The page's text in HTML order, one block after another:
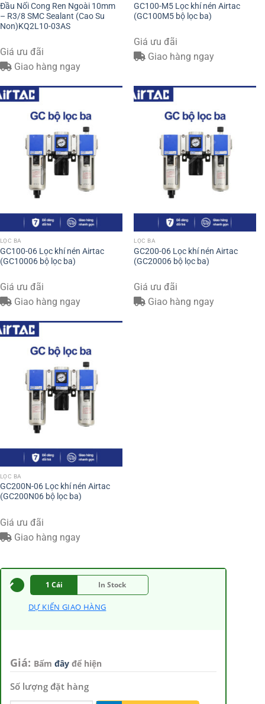
Đầu Nối Cong Ren Ngoài 10mm
– R3/8 SMC Sealant (Cao Su
Non)KQ2L10-03AS
Giá ưu đãi
Giao hàng ngay
GC100-M5 Lọc khí nén Airtac
(GC100M5 bộ lọc ba)
Giá ưu đãi
Giao hàng ngay
LỌC BA
GC100-06 Lọc khí nén Airtac
(GC10006 bộ lọc ba)
Giá ưu đãi
Giao hàng ngay
LỌC BA
GC200-06 Lọc khí nén Airtac
(GC20006 bộ lọc ba)
Giá ưu đãi
Giao hàng ngay
LỌC BA
GC200N-06 Lọc khí nén Airtac
(GC200N06 bộ lọc ba)
Giá ưu đãi
Giao hàng ngay
1 Cái In Stock
DỰ KIẾN GIAO HÀNG
Giá: Bấm đây để hiện
Số lượng đặt hàng